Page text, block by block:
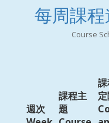
每周課
Course
週次
課程主
題